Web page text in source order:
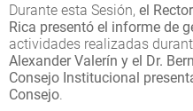
Durante esta Sesión, el
Rica presentó el informe de
actividades realizadas
Alexander Valerín y el Dr.
Consejo Institucional
Consejo.